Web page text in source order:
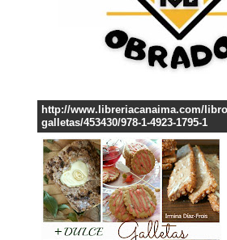
http://www.libreriacanaima.com/
galletas/453430/978-1-4923-1795-1